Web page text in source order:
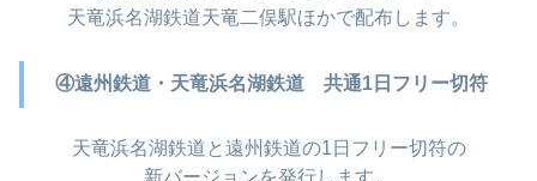
天竜浜名湖鉄道天竜二俣駅ほかで配布します。
④遠州鉄道・天竜浜名湖鉄道 共通1日フリー切符
天竜浜名湖鉄道と遠州鉄道の1日フリー切符の
新バージョンを発行します。